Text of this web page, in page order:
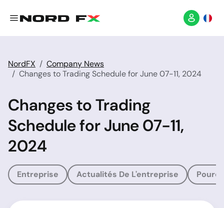
NordFX
Company News
Changes to Trading Schedule for June 07-11, 2024
Changes to Trading
Schedule for June 07-11,
2024
Entreprise Actualités De L'entreprise